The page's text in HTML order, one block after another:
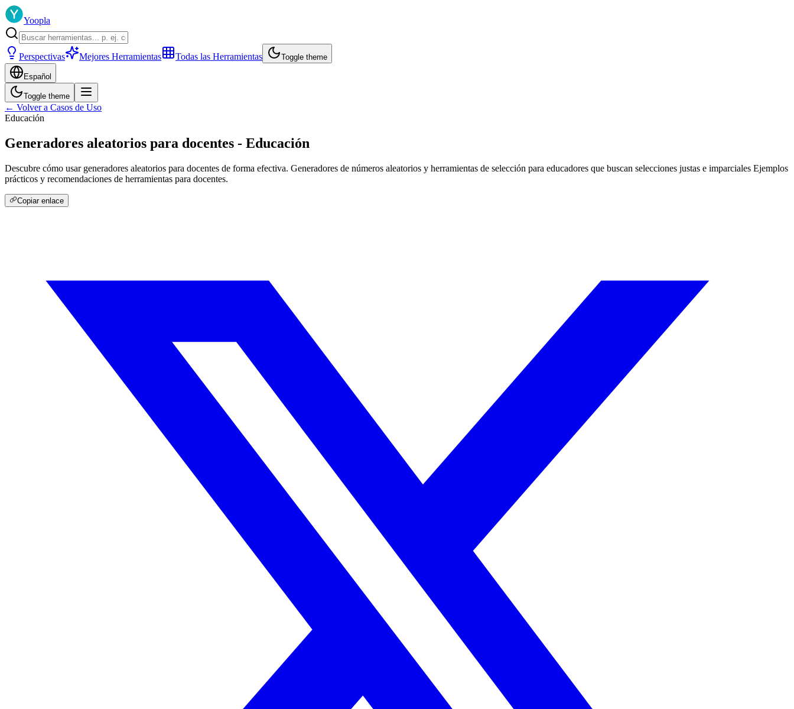
Yoopla
Perspectivas Mejores Herramientas Todas las Herramientas Toggle theme
Español
Toggle theme
← Volver a Casos de Uso
Educación
Generadores aleatorios para docentes - Educación
Descubre cómo usar generadores aleatorios para docentes de forma efectiva. Generadores de números aleatorios y herramientas de selección para educadores que buscan selecciones justas e imparciales Ejemplos
prácticos y recomendaciones de herramientas para docentes.
Copiar enlace